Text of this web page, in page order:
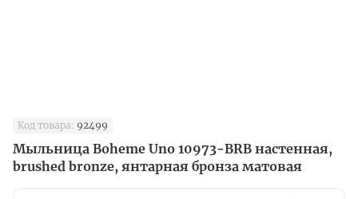
Код товара: 92499
Мыльница Boheme Uno 10973-BRB настенная,
brushed bronze, янтарная бронза матовая